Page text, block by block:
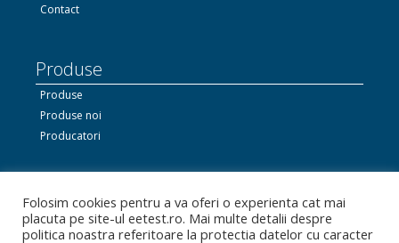
Contact
Produse
Produse
Produse noi
Producatori
Ne gasiti si pe Facebook
Folosim cookies pentru a va oferi o experienta cat mai
placuta pe site-ul eetest.ro. Mai multe detalii despre
politica noastra referitoare la protectia datelor cu caracter